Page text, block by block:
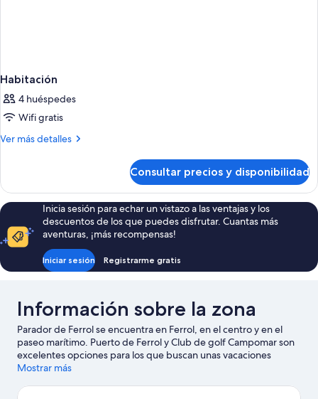
Habitación
4 huéspedes
Wifi gratis
Ver más detalles
Más
Consultar precios y disponibilidad
Inicia sesión para echar un vistazo a las ventajas y los
descuentos de los que puedes disfrutar. Cuantas más
aventuras, ¡más recompensas!
Iniciar sesión Registrarme gratis
Información sobre la zona
Parador de Ferrol se encuentra en Ferrol, en el centro y en el
paseo marítimo. Puerto de Ferrol y Club de golf Campomar son
excelentes opciones para los que buscan unas vacaciones
activas, pero si prefieres sumergirte en la naturaleza, Parque
visitar Aldea Nova: ¡te encantará! Tendrás la oportunidad de
Mostrar más